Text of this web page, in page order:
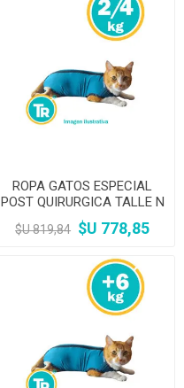
ROPA GATOS ESPECIAL
POST QUIRURGICA TALLE N
2
$U 819,84 $U 778,85